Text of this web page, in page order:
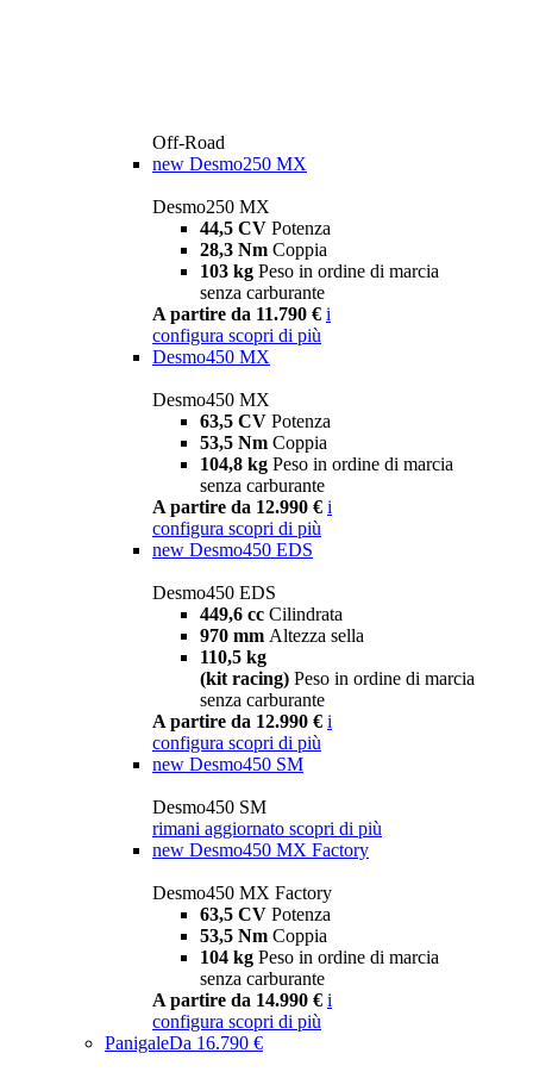
Off-Road
new Desmo250 MX
Desmo250 MX
44,5 CV Potenza
28,3 Nm Coppia
103 kg Peso in ordine di marcia
senza carburante
A partire da 11.790 € i
configura scopri di più
Desmo450 MX
Desmo450 MX
63,5 CV Potenza
53,5 Nm Coppia
104,8 kg Peso in ordine di marcia
senza carburante
A partire da 12.990 € i
configura scopri di più
new Desmo450 EDS
Desmo450 EDS
449,6 cc Cilindrata
970 mm Altezza sella
110,5 kg
(kit racing) Peso in ordine di marcia
senza carburante
A partire da 12.990 € i
configura scopri di più
new Desmo450 SM
Desmo450 SM
rimani aggiornato scopri di più
new Desmo450 MX Factory
Desmo450 MX Factory
63,5 CV Potenza
53,5 Nm Coppia
104 kg Peso in ordine di marcia
senza carburante
A partire da 14.990 € i
configura scopri di più
PanigaleDa 16.790 €